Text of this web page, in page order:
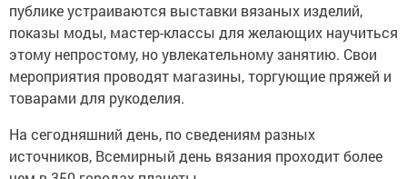
публике устраиваются выставки вязаных изделий,
показы моды, мастер-классы для желающих научиться
этому непростому, но увлекательному занятию. Свои
мероприятия проводят магазины, торгующие пряжей и
товарами для рукоделия.
На сегодняшний день, по сведениям разных
источников, Всемирный день вязания проходит более